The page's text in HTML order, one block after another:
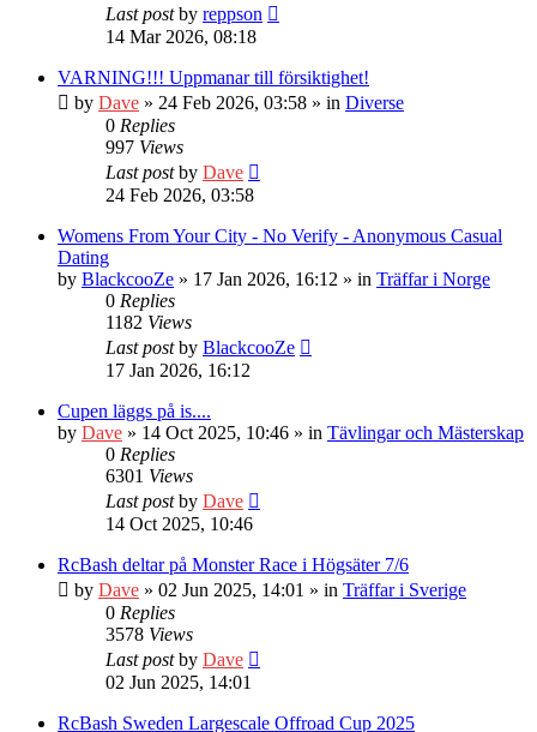
Last postby reppson
14 Mar 2026, 08:18
VARNING!!! Uppmanar till försiktighet!
by Dave » 24 Feb 2026, 03:58 » in Diverse
0 Replies
997 Views
Last postby Dave
24 Feb 2026, 03:58
Womens From Your City - No Verify - Anonymous Casual
Dating
by BlackcooZe » 17 Jan 2026, 16:12 » in Träffar i Norge
0 Replies
1182 Views
Last postby BlackcooZe
17 Jan 2026, 16:12
Cupen läggs på is....
by Dave » 14 Oct 2025, 10:46 » in Tävlingar och Mästerskap
0 Replies
6301 Views
Last postby Dave
14 Oct 2025, 10:46
RcBash deltar på Monster Race i Högsäter 7/6
by Dave » 02 Jun 2025, 14:01 » in Träffar i Sverige
0 Replies
3578 Views
Last postby Dave
02 Jun 2025, 14:01
RcBash Sweden Largescale Offroad Cup 2025